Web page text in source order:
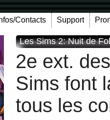
Contacts Support
Les Sims 2: Nuit de
2e ext.
Sims font
tous les